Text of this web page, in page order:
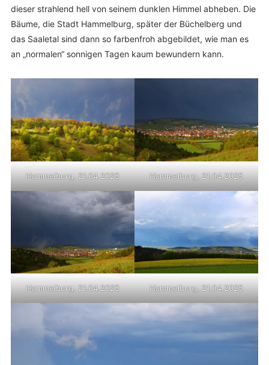
dieser strahlend hell von seinem dunklen Himmel abheben. Die
Bäume, die Stadt Hammelburg, später der Büchelberg und
das Saaletal sind dann so farbenfroh abgebildet, wie man es
an „normalen“ sonnigen Tagen kaum bewundern kann.
Hammelburg, 21.04.2025 Hammelburg, 21.04.2025
Hammelburg, 21.04.2025 Hammelburg, 21.04.2025